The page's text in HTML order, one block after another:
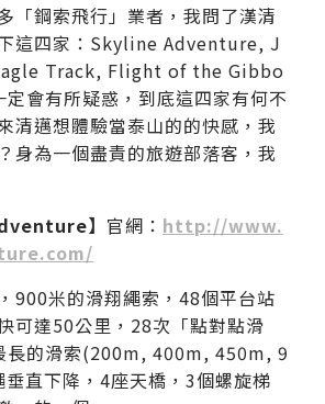
「鋼索飛行」業者，我問了漢清
這四家：Skyline Adventure, J
Track, Flight of the Gibbo
會有所疑惑，到底這四家有何不
清邁想體驗當泰山的的快感，我
身為一個盡責的旅遊部落客，我
】 官網： http://www.
900米的滑翔繩索，48個平台站
可達50公里，28次「點對點滑
長的滑索(200m, 400m, 450m, 9
直下降，4座天橋，3個螺旋梯